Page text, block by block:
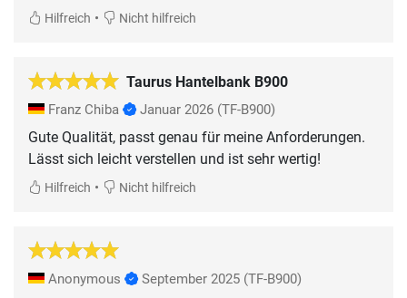
Hilfreich • Nicht hilfreich
Taurus Hantelbank B900
Franz Chiba Januar 2026 (TF-B900)
Gute Qualität, passt genau für meine Anforderungen.
Lässt sich leicht verstellen und ist sehr wertig!
Hilfreich • Nicht hilfreich
Anonymous September 2025 (TF-B900)